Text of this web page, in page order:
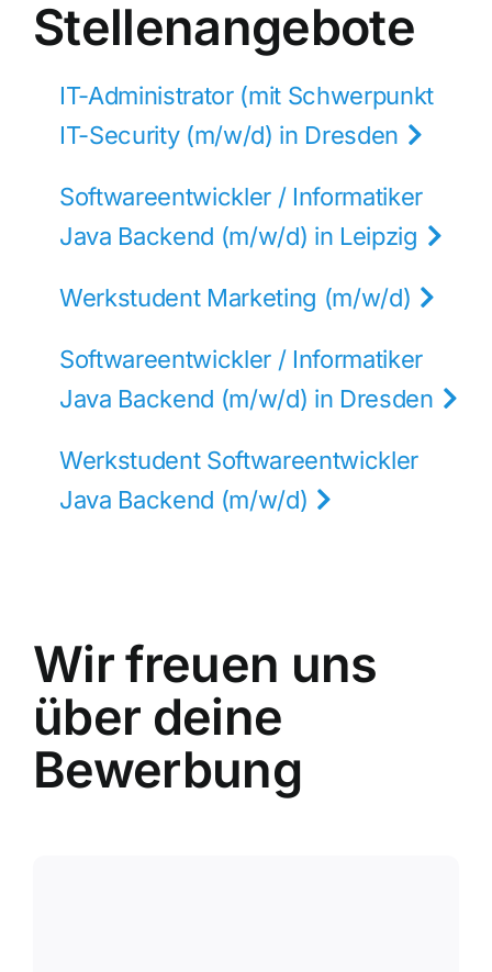
Stellenangebote
IT-Administrator (mit Schwerpunkt
IT-Security (m/w/d) in Dresden
Softwareentwickler / Informatiker
Java Backend (m/w/d) in Leipzig
Werkstudent Marketing (m/w/d)
Softwareentwickler / Informatiker
Java Backend (m/w/d) in Dresden
Werkstudent Softwareentwickler
Java Backend (m/w/d)
Wir freuen uns
über deine
Bewerbung